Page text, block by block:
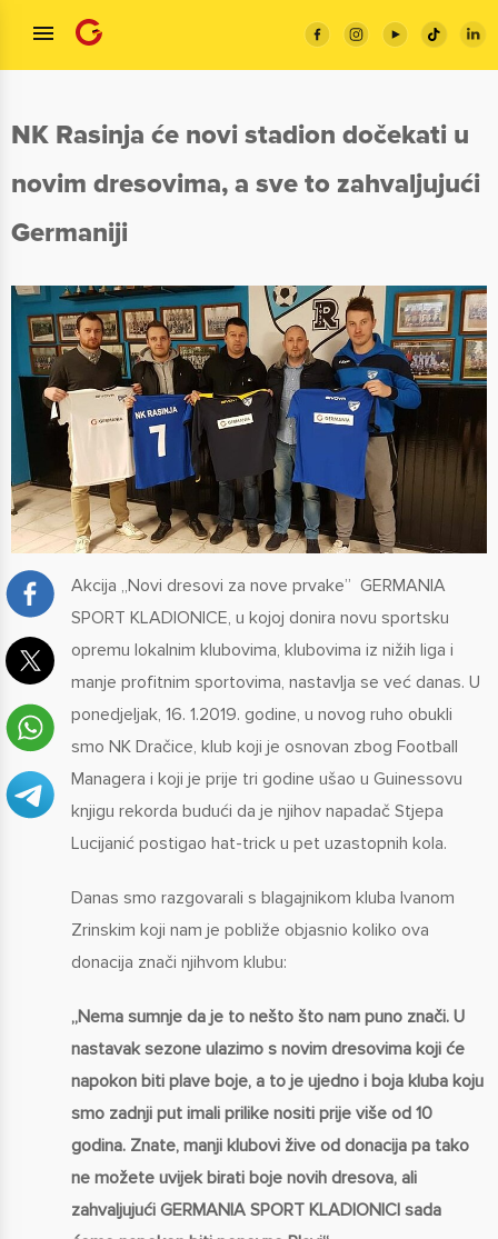
NK Rasinja će novi stadion dočekati u
novim dresovima, a sve to zahvaljujući
Germaniji
Akcija „Novi dresovi za nove prvake” GERMANIA
SPORT KLADIONICE, u kojoj donira novu sportsku
opremu lokalnim klubovima, klubovima iz nižih liga i
manje profitnim sportovima, nastavlja se već danas. U
ponedjeljak, 16. 1.2019. godine, u novog ruho obukli
smo NK Dračice, klub koji je osnovan zbog Football
Managera i koji je prije tri godine ušao u Guinessovu
knjigu rekorda budući da je njihov napadač Stjepa
Lucijanić postigao hat-trick u pet uzastopnih kola.
Danas smo razgovarali s blagajnikom kluba Ivanom
Zrinskim koji nam je pobliže objasnio koliko ova
donacija znači njihvom klubu:
„Nema sumnje da je to nešto što nam puno znači. U
nastavak sezone ulazimo s novim dresovima koji će
napokon biti plave boje, a to je ujedno i boja kluba koju
smo zadnji put imali prilike nositi prije više od 10
godina. Znate, manji klubovi žive od donacija pa tako
ne možete uvijek birati boje novih dresova, ali
zahvaljujući GERMANIA SPORT KLADIONICI sada